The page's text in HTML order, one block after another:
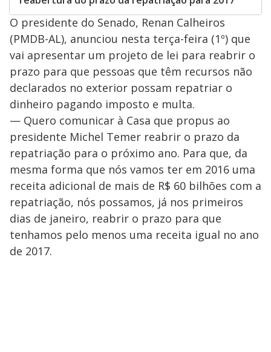
O presidente do Senado, Renan Calheiros
(PMDB-AL), anunciou nesta terça-feira (1º) que
vai apresentar um projeto de lei para reabrir o
prazo para que pessoas que têm recursos não
declarados no exterior possam repatriar o
dinheiro pagando imposto e multa.
— Quero comunicar à Casa que propus ao
presidente Michel Temer reabrir o prazo da
repatriação para o próximo ano. Para que, da
mesma forma que nós vamos ter em 2016 uma
receita adicional de mais de R$ 60 bilhões com a
repatriação, nós possamos, já nos primeiros
dias de janeiro, reabrir o prazo para que
tenhamos pelo menos uma receita igual no ano
de 2017.